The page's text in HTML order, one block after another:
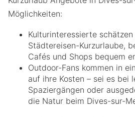
Möglichkeiten:
Kulturinteressierte
Städtereisen-Kurzurlaube,
Cafés und Shops bequem
Outdoor-Fans kommen in
auf ihre Kosten – sei es bei
Spaziergängen oder
die Natur beim Dives-sur-